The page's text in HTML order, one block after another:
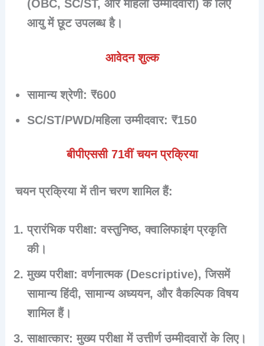
(OBC, SC/ST, और महिला उम्मीदवारों) के लिए
आयु में छूट उपलब्ध है।
आवेदन शुल्क
सामान्य श्रेणी: ₹600
SC/ST/PWD/महिला उम्मीदवार: ₹150
बीपीएससी 71वीं चयन प्रक्रिया
चयन प्रक्रिया में तीन चरण शामिल हैं:
प्रारंभिक परीक्षा: वस्तुनिष्ठ, क्वालिफाइंग प्रकृति
की।
मुख्य परीक्षा: वर्णनात्मक (Descriptive), जिसमें
सामान्य हिंदी, सामान्य अध्ययन, और वैकल्पिक विषय
शामिल हैं।
साक्षात्कार: मुख्य परीक्षा में उत्तीर्ण उम्मीदवारों के लिए।